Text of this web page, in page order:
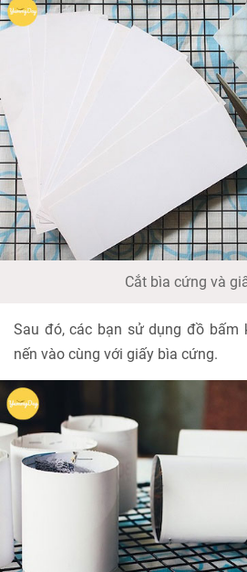
Cắt bìa cứng và
Sau đó, các bạn sử dụng đồ bấm
nến vào cùng với giấy bìa cứng.